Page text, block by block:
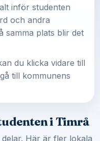
inför studenten
och andra
samma plats blir det
du klicka vidare till
till kommunens
i Timrå
Här är fler lokala